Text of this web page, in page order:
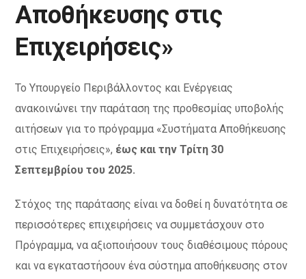
Αποθήκευσης στις
Επιχειρήσεις»
Το Υπουργείο Περιβάλλοντος και Ενέργειας
ανακοινώνει την παράταση της προθεσμίας υποβολής
αιτήσεων για το πρόγραμμα «Συστήματα Αποθήκευσης
στις Επιχειρήσεις», έως και την Τρίτη 30
Σεπτεμβρίου του 2025.
Στόχος της παράτασης είναι να δοθεί η δυνατότητα σε
περισσότερες επιχειρήσεις να συμμετάσχουν στο
Πρόγραμμα, να αξιοποιήσουν τους διαθέσιμους πόρους
και να εγκαταστήσουν ένα σύστημα αποθήκευσης στον